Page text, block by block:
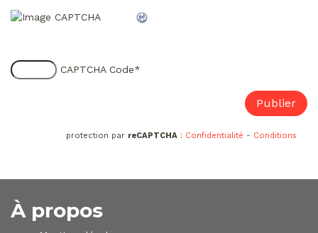
CAPTCHA Code*
protection par reCAPTCHA : Confidentialité - Conditions
À propos